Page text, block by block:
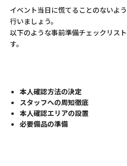
イベント当日に慌てることのないよ
行いましょう。
以下のような事前準備チェックリス
す。
本人確認方法の決定
スタッフへの周知徹底
本人確認エリアの設置
必要備品の準備